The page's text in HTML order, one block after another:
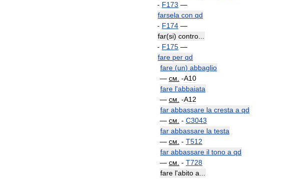
- F173 —
farsela con qd
- F174 —
far(si) contro
- F175 —
fare per qd
fare (un) abbaglio
— см -A10
fare l'abbaiata
— см -A12
far abbassare la cresta a qd
— см - C3043
far abbassare la testa
— см - T512
far abbassare il tono a qd
— см - T728
fare l'abito a